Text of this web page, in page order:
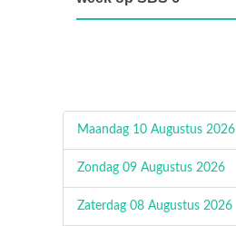
Maandag 10 Augustus 2026
Zondag 09 Augustus 2026
Zaterdag 08 Augustus 2026